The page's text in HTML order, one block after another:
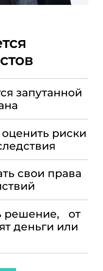
запутанной
риски
свои права
решение, от
деньги или